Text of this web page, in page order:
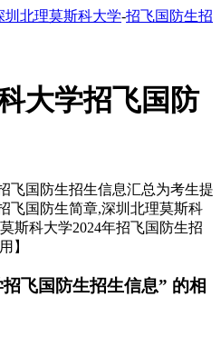
圳北理莫斯科大学-招飞国防生招
大学招飞国防
飞国防生招生信息汇总为考生提
飞国防生简章,深圳北理莫斯科
斯科大学2024年招飞国防生招
】
飞国防生招生信息” 的相